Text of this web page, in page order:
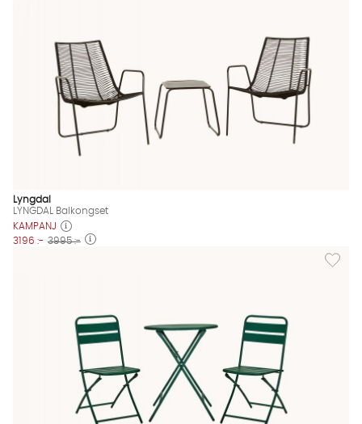
Lyngdal
LYNGDAL Balkongset
KAMPANJ
3196 :- 3995 :-
Lägg